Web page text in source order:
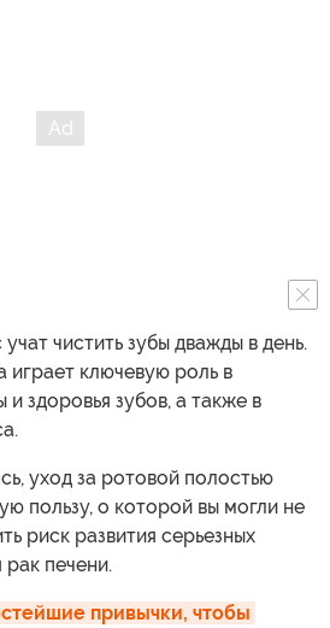
чистить зубы дважды в день.
играет ключевую роль в
здоровья зубов, а также в
уход за ротовой полостью
пользу, о которой вы могли не
риск развития серьезных
рак печени.
привычки, чтобы